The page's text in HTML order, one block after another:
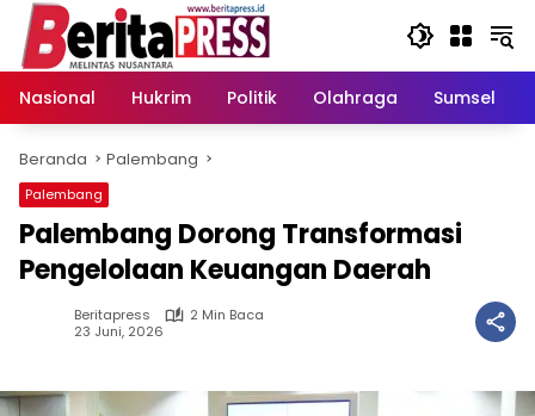
Langsung
konten
Nasional
Hukrim Politik Olahraga Sumsel
Beranda Palembang
Palembang
Palembang Dorong Transformasi
Pengelolaan Keuangan Daerah
Beritapress
2 Min Baca
23 Juni, 2026